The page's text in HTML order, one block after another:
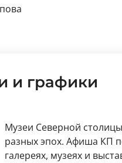
и графики
Музеи Северной
разных эпох. Афиша КП
галереях, музеях и